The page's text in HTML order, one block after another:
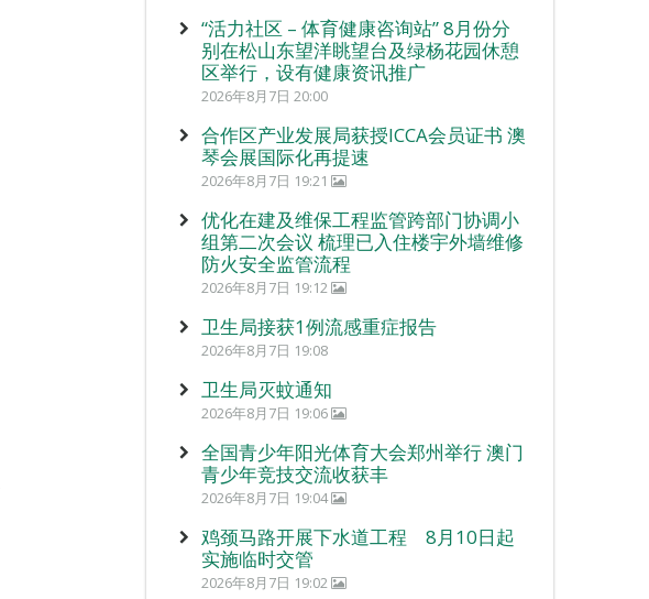
“活力社区 – 体育健康咨询站” 8月份分
别在松山东望洋眺望台及绿杨花园休憩
区举行，设有健康资讯推广
2026年8月7日 20:00
合作区产业发展局获授ICCA会员证书 澳
琴会展国际化再提速
2026年8月7日 19:21
优化在建及维保工程监管跨部门协调小
组第二次会议 梳理已入住楼宇外墙维修
防火安全监管流程
2026年8月7日 19:12
卫生局接获1例流感重症报告
2026年8月7日 19:08
卫生局灭蚊通知
2026年8月7日 19:06
全国青少年阳光体育大会郑州举行 澳门
青少年竞技交流收获丰
2026年8月7日 19:04
鸡颈马路开展下水道工程 8月10日起
实施临时交管
2026年8月7日 19:02